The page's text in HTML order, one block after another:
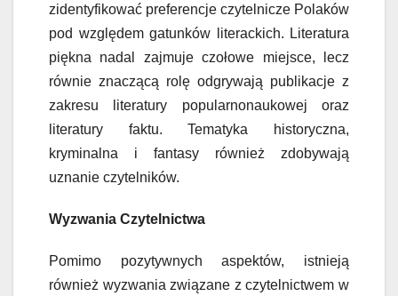
zidentyfikować preferencje czytelnicze Polaków
pod względem gatunków literackich. Literatura
piękna nadal zajmuje czołowe miejsce, lecz
równie znaczącą rolę odgrywają publikacje z
zakresu literatury popularnonaukowej oraz
literatury faktu. Tematyka historyczna,
kryminalna i fantasy również zdobywają
uznanie czytelników.
Wyzwania Czytelnictwa
Pomimo pozytywnych aspektów, istnieją
również wyzwania związane z czytelnictwem w